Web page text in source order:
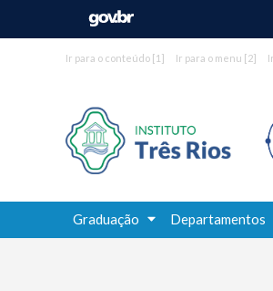
Ir para o conteúdo [1] Ir para o menu [2]
Graduação